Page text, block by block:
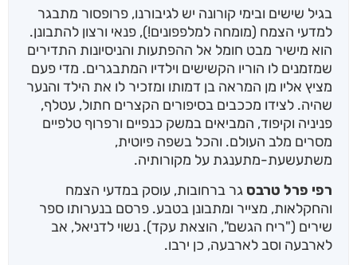
בגיל שישים ובימי קורונה יש לגיבורנו, פרופסור מתבגר
למדעי הצמח (מומחה למלפפונים!), פנאי ורצון להתבונן.
הוא מישיר מבט חומל אל ההפתעות והניסיונות התדירים
שמזמנים לו הוריו הקשישים וילדיו המתבגרים. מדי פעם
מציץ אליו מן המראה בן דמותו ומזכיר לו את הילד והנער
שהיה. לצידו מככבים בסיפורים הקצרים חתול, עטלף,
פניניה וקיפוד, המביאים במשק כנפיים ורפרוף טלפיים
מסרים מלב העולם. והכל בשפה פיוטית,
משתעשעת-מתענגת על מקורותיה.
רפי פרל טרבס גר ברחובות, עוסק במדעי הצמח
והחקלאות, מצייר ומתבונן בטבע. פרסם בנערותו ספר
שירים ("ריח הגשם", הוצאת עקד). נשוי לדניאל, אב
לארבעה וסב לארבעה, כן ירבו.